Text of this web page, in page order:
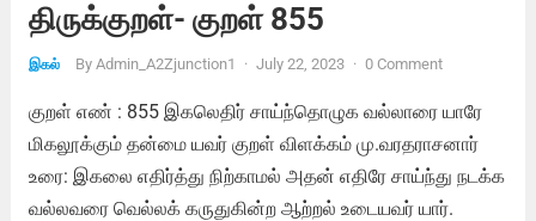
திருக்குறள்- குறள் 855
இகல் By Admin_A2Zjunction1 · July 22, 2023 · 0 Comment
குறள் எண் : 855 இகலெதிர் சாய்ந்தொழுக வல்லாரை யாரே
மிகலூக்கும் தன்மை யவர் குறள் விளக்கம் மு.வரதராசனார்
உரை: இகலை எதிர்த்து நிற்காமல் அதன் எதிரே சாய்ந்து நடக்க
வல்லவரை வெல்லக் கருதுகின்ற ஆற்றல் உடையவர் யார்.